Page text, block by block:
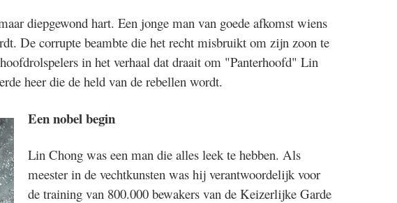
diepgewond hart. Een jonge man van goede afkomst wiens
De corrupte beambte die het recht misbruikt om zijn zoon te
in het verhaal dat draait om "Panterhoofd" Lin
heer die de held van de rebellen wordt.
Een nobel begin
Lin Chong was een man die alles leek te hebben. Als
meester in de vechtkunsten was hij verantwoordelijk voor
de training van 800.000 bewakers van de Keizerlijke Garde